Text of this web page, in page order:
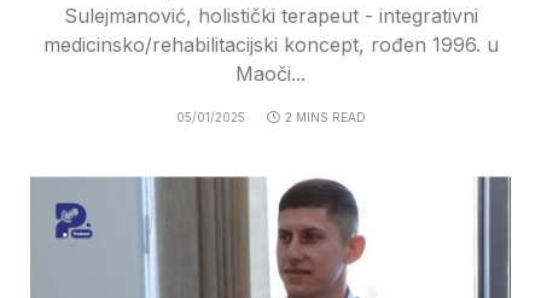
Sulejmanović, holistički terapeut - integrativni
medicinsko/rehabilitacijski koncept, rođen 1996. u
Maoči...
05/01/2025 2 MINS READ